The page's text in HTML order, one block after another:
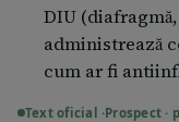
DIU
administrează
cum ar fi
Text oficial ·Prospect ·